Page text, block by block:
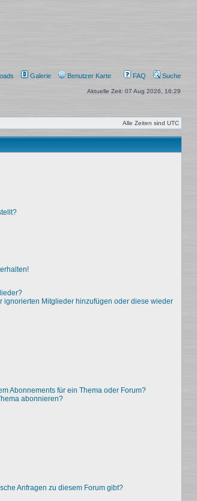
Galerie Benutzer Karte FAQ Suche
Aktuelle Zeit: 07 Aug 2026, 16:29
Alle Zeiten sind UTC
ignorierten Mitglieder hinzufügen oder diese wieder
Abonnements für ein Thema oder Forum?
abonnieren?
Anfragen zu diesem Forum gibt?